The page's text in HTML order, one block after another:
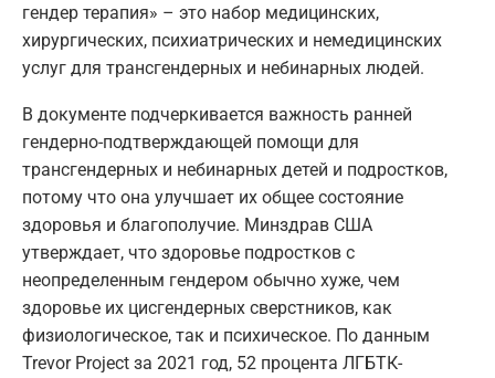
гендер терапия» – это набор медицинских,
хирургических, психиатрических и немедицинских
услуг для трансгендерных и небинарных людей.
В документе подчеркивается важность ранней
гендерно-подтверждающей помощи для
трансгендерных и небинарных детей и подростков,
потому что она улучшает их общее состояние
здоровья и благополучие. Минздрав США
утверждает, что здоровье подростков с
неопределенным гендером обычно хуже, чем
здоровье их цисгендерных сверстников, как
физиологическое, так и психическое. По данным
Trevor Project за 2021 год, 52 процента ЛГБТК-